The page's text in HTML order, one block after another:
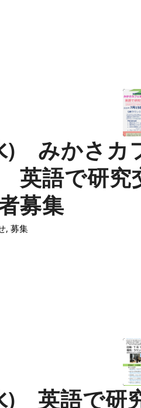
みかさカ
英語で研究
募集
, 募集
) 英語で研